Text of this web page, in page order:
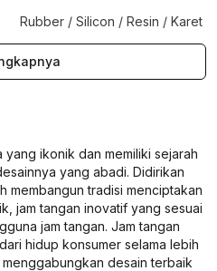
Rubber / Silicon / Resin / Karet
ikonik dan memiliki sejarah
yang abadi. Didirikan
membangun tradisi menciptakan
jam tangan inovatif yang sesuai
jam tangan. Jam tangan
hidup konsumer selama lebih
desain terbaik